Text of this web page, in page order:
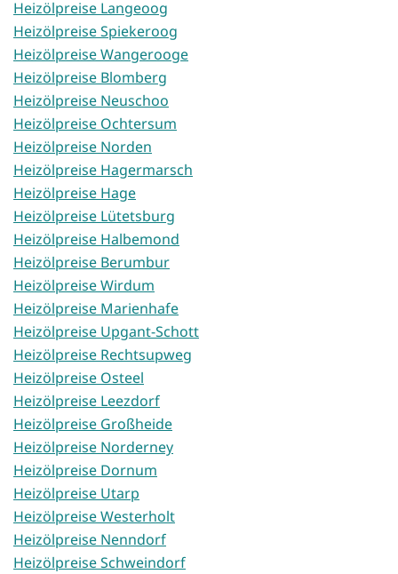
Heizölpreise Langeoog
Heizölpreise Spiekeroog
Heizölpreise Wangerooge
Heizölpreise Blomberg
Heizölpreise Neuschoo
Heizölpreise Ochtersum
Heizölpreise Norden
Heizölpreise Hagermarsch
Heizölpreise Hage
Heizölpreise Lütetsburg
Heizölpreise Halbemond
Heizölpreise Berumbur
Heizölpreise Wirdum
Heizölpreise Marienhafe
Heizölpreise Upgant-Schott
Heizölpreise Rechtsupweg
Heizölpreise Osteel
Heizölpreise Leezdorf
Heizölpreise Großheide
Heizölpreise Norderney
Heizölpreise Dornum
Heizölpreise Utarp
Heizölpreise Westerholt
Heizölpreise Nenndorf
Heizölpreise Schweindorf